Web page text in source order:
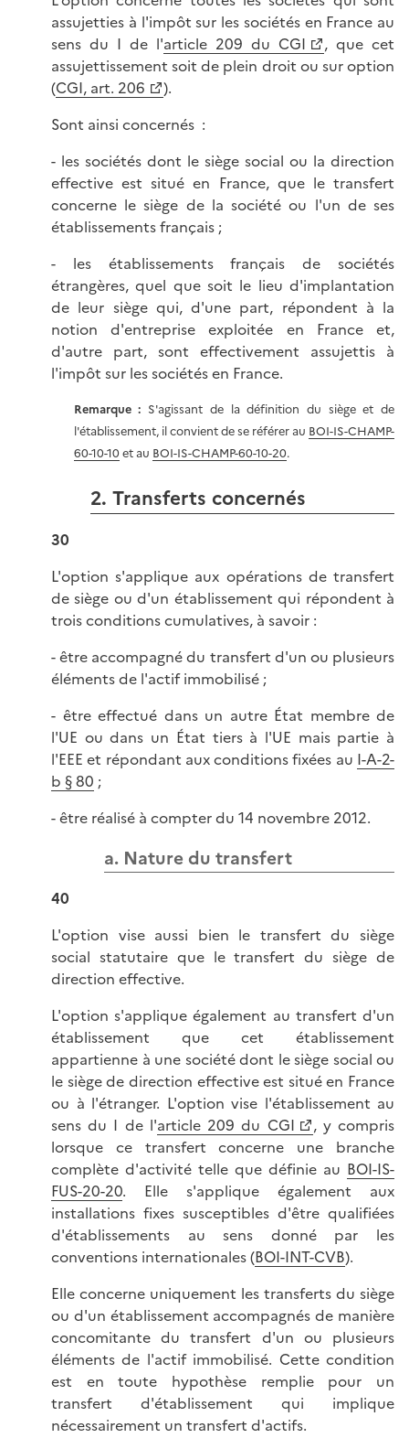
assujetties à l'impôt sur les sociétés en France au
sens du I de l'article 209 du CGI
, que cet
assujettissement soit de plein droit ou sur option
(CGI, art. 206
).
Sont ainsi concernés :
- les sociétés dont le siège social ou la direction
effective est situé en France, que le transfert
concerne le siège de la société ou l'un de ses
établissements français ;
- les établissements français de sociétés
étrangères, quel que soit le lieu d'implantation
de leur siège qui, d'une part, répondent à la
notion d'entreprise exploitée en France et,
d'autre part, sont effectivement assujettis à
l'impôt sur les sociétés en France.
Remarque : S'agissant de la définition du siège et de
l'établissement, il convient de se référer au BOI-IS-CHAMP-
60-10-10et au BOI-IS-CHAMP-60-10-20.
2. Transferts concernés
30
L'option s'applique aux opérations de transfert
de siège ou d'un établissement qui répondent à
trois conditions cumulatives, à savoir :
- être accompagné du transfert d'un ou plusieurs
éléments de l'actif immobilisé ;
- être effectué dans un autre État membre de
l'UE ou dans un État tiers à l'UE mais partie à
l'EEE et répondant aux conditions fixées au I-A-2-
b § 80 ;
- être réalisé à compter du 14 novembre 2012.
a. Nature du transfert
40
L'option vise aussi bien le transfert du siège
social statutaire que le transfert du siège de
direction effective.
L'option s'applique également au transfert d'un
établissement que cet établissement
appartienne à une société dont le siège social ou
le siège de direction effective est situé en France
ou à l'étranger. L'option vise l'établissement au
sens du I de l'article 209 du CGI
, y compris
lorsque ce transfert concerne une branche
complète d'activité telle que définie au BOI-IS-
FUS-20-20. Elle s'applique également aux
installations fixes susceptibles d'être qualifiées
d'établissements au sens donné par les
conventions internationales (BOI-INT-CVB).
Elle concerne uniquement les transferts du siège
ou d'un établissement accompagnés de manière
concomitante du transfert d'un ou plusieurs
éléments de l'actif immobilisé. Cette condition
est en toute hypothèse remplie pour un
transfert d'établissement qui implique
nécessairement un transfert d'actifs.